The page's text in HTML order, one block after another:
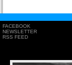
FACEBOOK
NEWSLETTER
RSS FEED